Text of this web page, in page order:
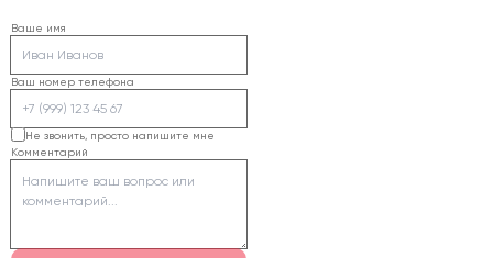
Ваше имя
Ваш номер телефона
Не звонить, просто напишите мне
Комментарий